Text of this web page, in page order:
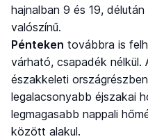
hajnalban 9 és 19,
valószínű.
Pénteken továbbra is
várható, csapadék nélkül.
északkeleti
legalacsonyabb éjszakai
legmagasabb nappali
között alakul.